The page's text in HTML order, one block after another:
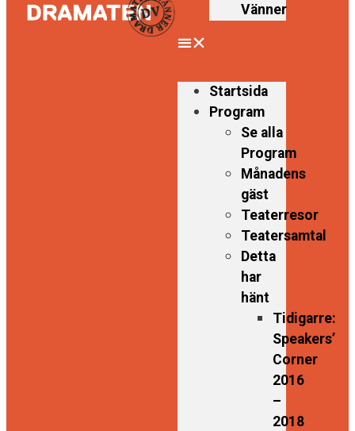
Vänner
Startsida
Program
Se alla
Program
Månadens
gäst
Teaterresor
Teatersamtal
Detta
har
hänt
Tidigarre:
Speakers’
Corner
2016
–
2018